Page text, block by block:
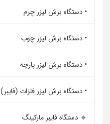
• دستگاه برش لیزر چرم
• دستگاه برش لیزر چوب
• دستگاه برش لیزر پارچه
• دستگاه برش لیزر فلزات (فایبر)
🔹 دستگاه فایبر مارکینگ